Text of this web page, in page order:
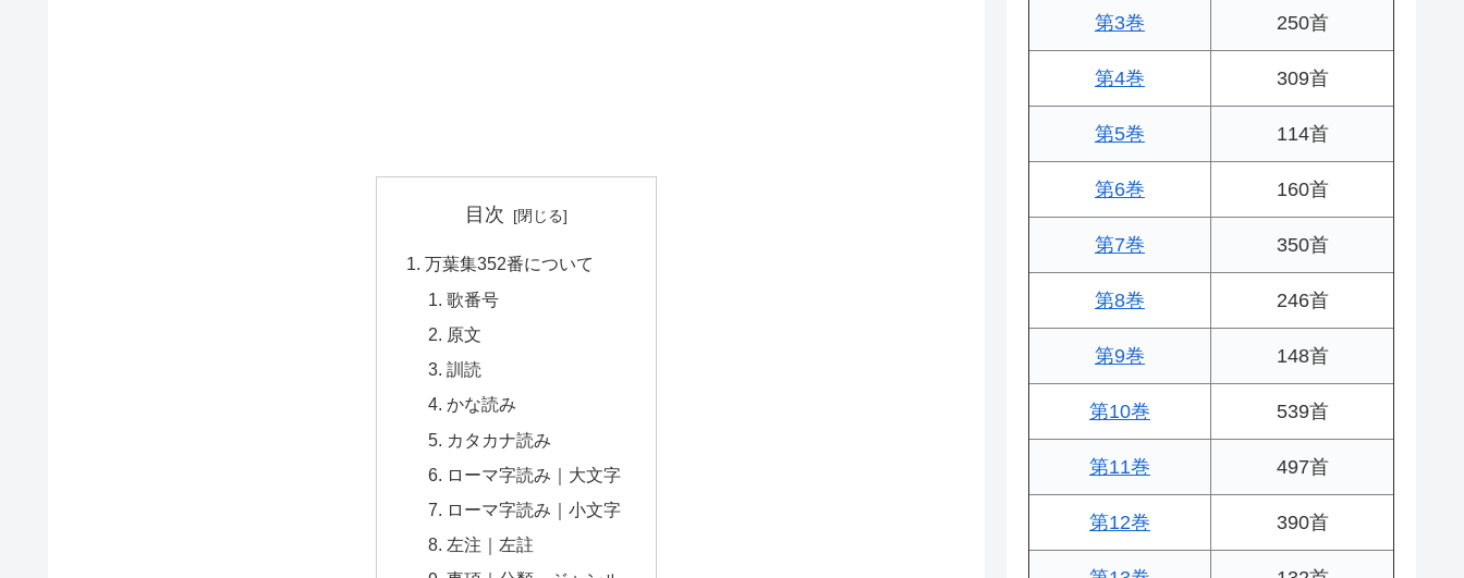
目次
万葉集352番について
歌番号
原文
訓読
かな読み
カタカナ読み
ローマ字読み｜大文字
ローマ字読み｜小文字
左注｜左註
第3巻 250首
第4巻 309首
第5巻 114首
第6巻 160首
第7巻 350首
第8巻 246首
第9巻 148首
第10巻 539首
第11巻 497首
第12巻 390首